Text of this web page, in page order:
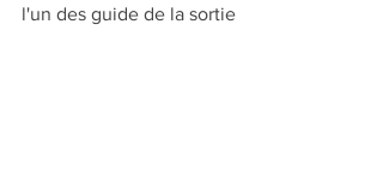
l'un des guide de la sortie